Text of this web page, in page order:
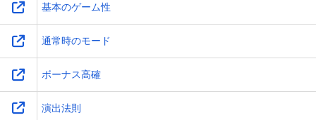
基本のゲーム性
通常時のモード
ボーナス高確
演出法則